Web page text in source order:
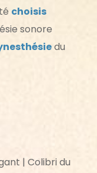
choisis
sonore
du
| Colibri du